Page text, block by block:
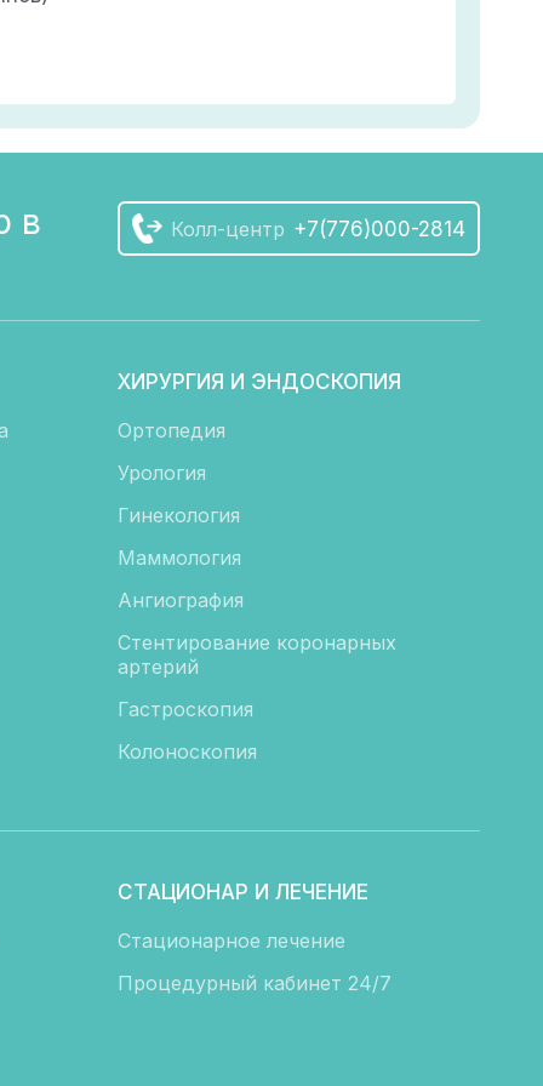
в
Колл-центр +7(776)000-2814
ХИРУРГИЯ И ЭНДОСКОПИЯ
Ортопедия
Урология
Гинекология
Маммология
Ангиография
Стентирование коронарных
артерий
Гастроскопия
Колоноскопия
СТАЦИОНАР И ЛЕЧЕНИЕ
Стационарное лечение
Процедурный кабинет 24/7